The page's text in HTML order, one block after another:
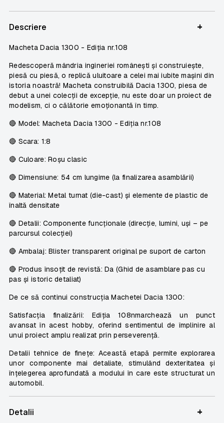
Descriere +
Macheta Dacia 1300 - Ediția nr.108
Redescoperă mândria ingineriei românești și construiește,
piesă cu piesă, o replică uluitoare a celei mai iubite mașini din
istoria noastră! Macheta construibilă Dacia 1300, piesa de
debut a unei colecții de excepție, nu este doar un proiect de
modelism, ci o călătorie emoționantă în timp.
🔴 Model: Macheta Dacia 1300 - Ediția nr.108
🔴 Scara: 1:8
🔴 Culoare: Roșu clasic
🔴 Dimensiune: 54 cm lungime (la finalizarea asamblării)
🔴 Material: Metal turnat (die-cast) și elemente de plastic de
înaltă densitate
🔴 Detalii: Componente funcționale (direcție, lumini, uși – pe
parcursul colecției)
🔴 Ambalaj: Blister transparent original pe suport de carton
🔴 Produs însoțit de revistă: Da (Ghid de asamblare pas cu
pas și istoric detaliat)
De ce să continui construcția Machetei Dacia 1300:
Satisfacția finalizării: Ediția 108nmarchează un punct
avansat în acest hobby, oferind sentimentul de împlinire al
unui proiect amplu realizat prin perseverență.
Detalii tehnice de finețe: Această etapă permite explorarea
unor componente mai detaliate, stimulând dexteritatea și
înțelegerea aprofundată a modului în care este structurat un
automobil.
Detalii +